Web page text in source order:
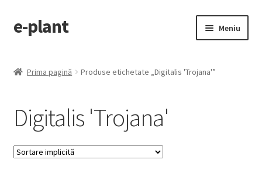
Sari
la
Sari
la
e-plant Meniu
Contact
Checkout
Prima pagină Produse etichetate „Digitalis 'Trojana'”
Digitalis 'Trojana'